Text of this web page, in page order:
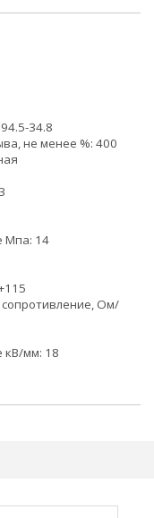
34.8
не менее %: 400
Мпа: 14
Ом/
кВ/мм: 18